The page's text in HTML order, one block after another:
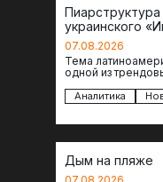
украинского
07.08.2026
Тема
одной из
Аналитика
Дым на пляже